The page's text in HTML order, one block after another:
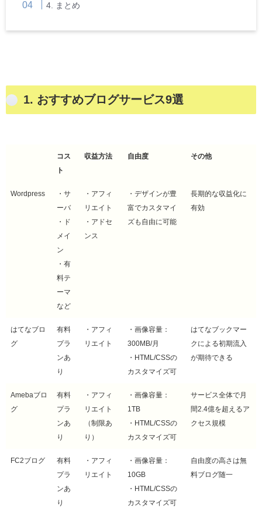
4. まとめ
1. おすすめブログサービス9選
コス
ト
収益方法 自由度 その他
コス
収益方法 自由度 その他
Wordpress
・サ
ーバ
・ド
メイ
ン
・有
料テ
ーマ
など
・アフィ
リエイト
・アドセ
ンス
・デザインが豊
富でカスタマイ
ズも自由に可能
長期的な収益化に
有効
はてなブロ
グ
有料
プラ
ンあ
り
・アフィ
リエイト
・画像容量：
300MB/月
・HTML/CSSの
カスタマイズ可
はてなブックマー
クによる初期流入
が期待できる
Amebaブロ
グ
有料
プラ
ンあ
り
・アフィ
リエイト
（制限あ
り）
・画像容量：
1TB
・HTML/CSSの
カスタマイズ可
サービス全体で月
間2.4億を超えるア
クセス規模
FC2ブログ
有料
プラ
ンあ
り
・アフィ
リエイト
・画像容量：
10GB
・HTML/CSSの
カスタマイズ可
自由度の高さは無
料ブログ随一